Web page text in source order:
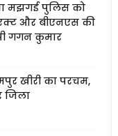
मझगई पुलिस को
और बीएनएस की
गगन कुमार
खीरी का परचम,
जिला